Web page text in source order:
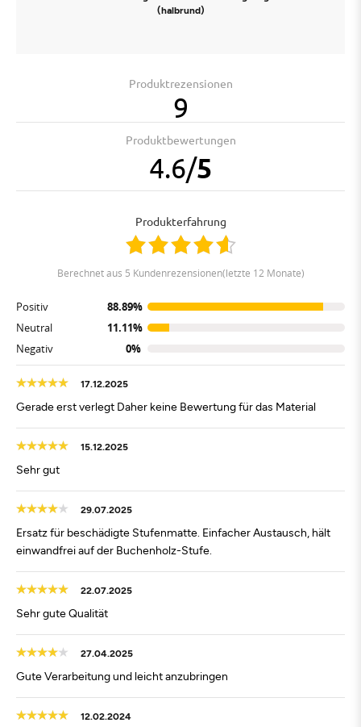
(halbrund)
Produktrezensionen
9
Produktbewertungen
4.6/5
Produkterfahrung
berechnet aus 5 Kundenrezensionen(letzte 12 Monate)
Positiv
88.89%
Neutral
11.11%
Negativ
0%
17.12.2025
Gerade erst verlegt Daher keine Bewertung für das Material
15.12.2025
Sehr gut
29.07.2025
Ersatz für beschädigte Stufenmatte. Einfacher Austausch, hält
einwandfrei auf der Buchenholz-Stufe.
22.07.2025
Sehr gute Qualität
27.04.2025
Gute Verarbeitung und leicht anzubringen
12.02.2024